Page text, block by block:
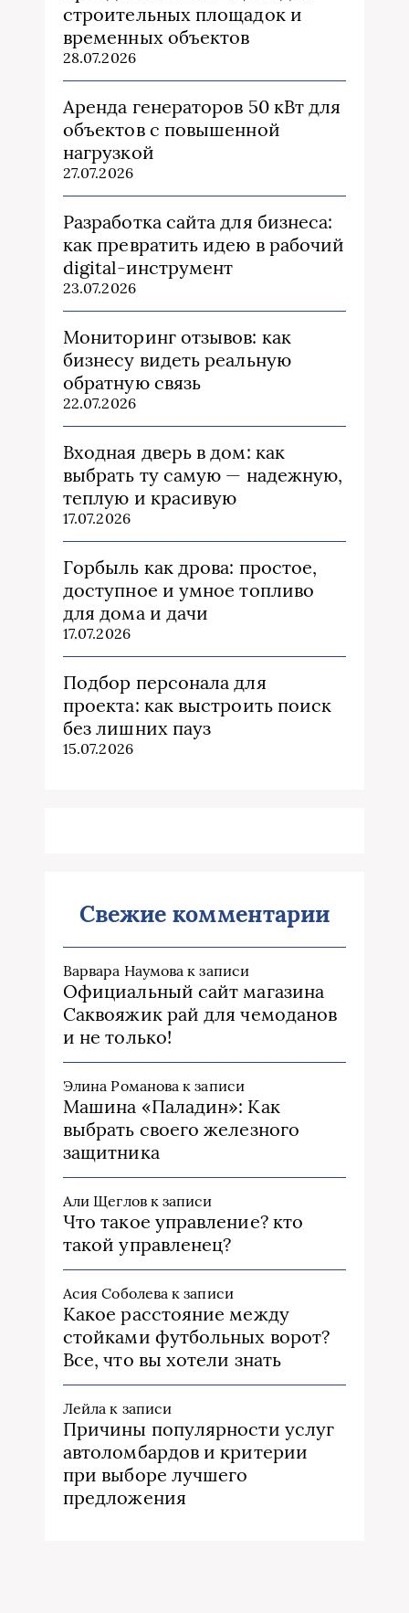
строительных площадок и
временных объектов
28.07.2026
Аренда генераторов 50 кВт для
объектов с повышенной
нагрузкой
27.07.2026
Разработка сайта для бизнеса:
как превратить идею в рабочий
digital-инструмент
23.07.2026
Мониторинг отзывов: как
бизнесу видеть реальную
обратную связь
22.07.2026
Входная дверь в дом: как
выбрать ту самую — надежную,
теплую и красивую
17.07.2026
Горбыль как дрова: простое,
доступное и умное топливо
для дома и дачи
17.07.2026
Подбор персонала для
проекта: как выстроить поиск
без лишних пауз
15.07.2026
Свежие комментарии
Варвара Наумова к записи
Официальный сайт магазина
Саквояжик рай для чемоданов
и не только!
Элина Романова к записи
Машина «Паладин»: Как
выбрать своего железного
защитника
Али Щегловк записи
Что такое управление? кто
такой управленец?
Асия Соболева к записи
Какое расстояние между
стойками футбольных ворот?
Все, что вы хотели знать
Лейла к записи
Причины популярности услуг
автоломбардов и критерии
при выборе лучшего
предложения